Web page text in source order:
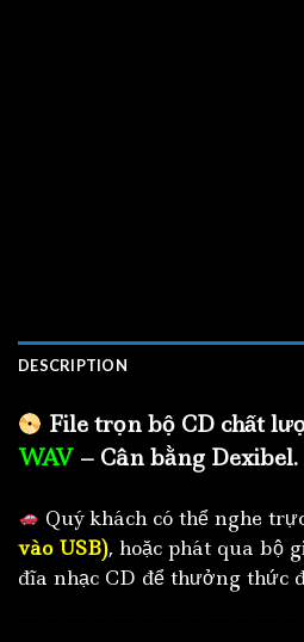
DESCRIPTION
File trọn bộ CD chất
WAV – Cân bằng Dexibel.
Quý khách có thể nghe
vào USB), hoặc phát qua bộ
đĩa nhạc CD để thưởng thức